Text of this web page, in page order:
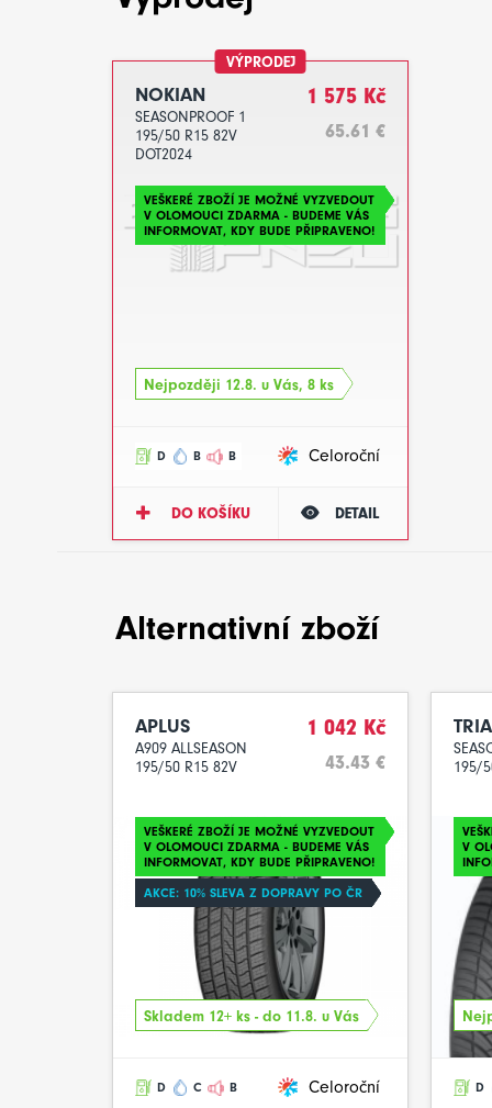
VÝPRODEJ
NOKIAN
SEASONPROOF 1
195/50 R15 82V
DOT2024
1 575 Kč
65.61 €
VEŠKERÉ ZBOŽÍ JE MOŽNÉ VYZVEDOUT
V OLOMOUCI ZDARMA - BUDEME VÁS
INFORMOVAT, KDY BUDE PŘIPRAVENO!
Nejpozději 12.8. u Vás, 8 ks
D B B Celoroční
DO KOŠÍKU DETAIL
Alternativní zboží
APLUS
A909 ALLSEASON
195/50 R15 82V
1 042 Kč
43.43 €
VEŠKERÉ ZBOŽÍ JE MOŽNÉ VYZVEDOUT
V OLOMOUCI ZDARMA - BUDEME VÁS
INFORMOVAT, KDY BUDE PŘIPRAVENO!
AKCE: 10% SLEVA Z DOPRAVY PO ČR
Skladem 12+ ks - do 11.8. u Vás
D C B Celoroční
195/
V
D